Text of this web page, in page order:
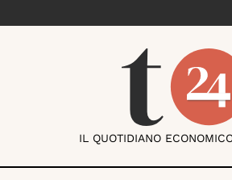
IL QUOTIDIANO